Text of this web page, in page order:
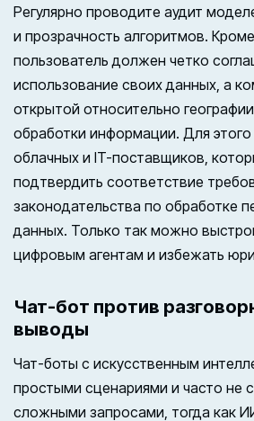
Регулярно проводите аудит
и прозрачность алгоритмов.
пользователь должен четко
использование своих данных, а
открытой относительно
обработки информации. Для
облачных и IT-поставщиков,
подтвердить соответствие
законодательства по обработке
данных. Только так можно
цифровым агентам и избежать
Чат-бот против
выводы
Чат-боты с искусственным
простыми сценариями и часто не
сложными запросами, тогда как